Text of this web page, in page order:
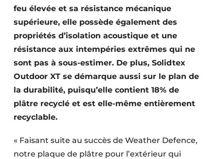
feu élevée et sa résistance mécanique
supérieure, elle possède également des
propriétés d’isolation acoustique et une
résistance aux intempéries extrêmes qui ne
sont pas à sous-estimer. De plus, Solidtex
Outdoor XT se démarque aussi sur le plan de
la durabilité, puisqu’elle contient 18% de
plâtre recyclé et est elle-même entièrement
recyclable.
« Faisant suite au succès de Weather Defence,
notre plaque de plâtre pour l’extérieur qui